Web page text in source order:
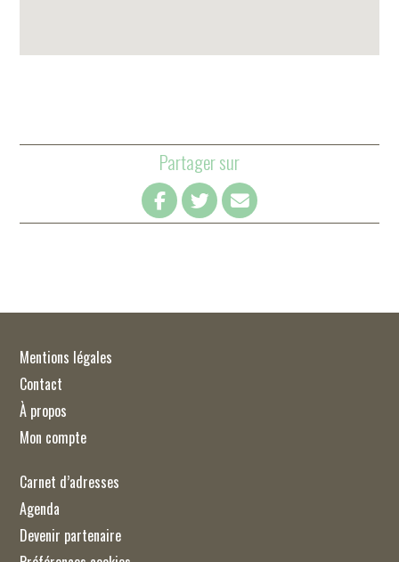
Partager sur
Mentions légales
Contact
À propos
Mon compte
Carnet d’adresses
Agenda
Devenir partenaire